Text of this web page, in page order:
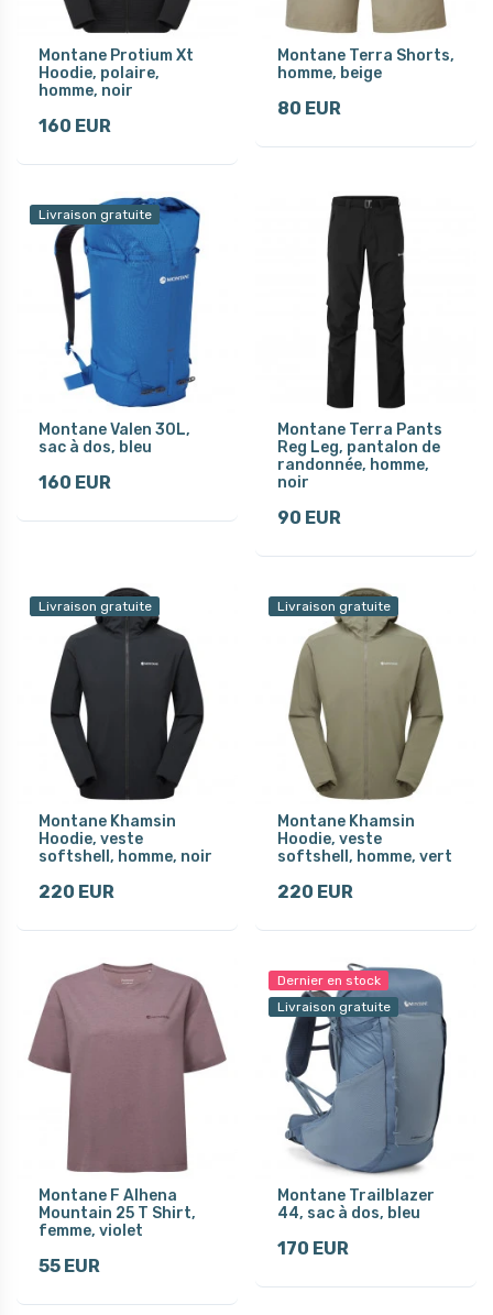
Montane Protium Xt
Hoodie, polaire,
homme, noir
160 EUR
Montane Terra Shorts,
homme, beige
80 EUR
Livraison gratuite
Montane Valen 30L,
sac à dos, bleu
160 EUR
Montane Terra Pants
Reg Leg, pantalon de
randonnée, homme,
noir
90 EUR
Livraison gratuite
Montane Khamsin
Hoodie, veste
softshell, homme, noir
220 EUR
Livraison gratuite
Montane Khamsin
Hoodie, veste
softshell, homme, vert
220 EUR
Montane F Alhena
Mountain 25 T Shirt,
femme, violet
55 EUR
Dernier en stock
Livraison gratuite
Montane Trailblazer
44, sac à dos, bleu
170 EUR